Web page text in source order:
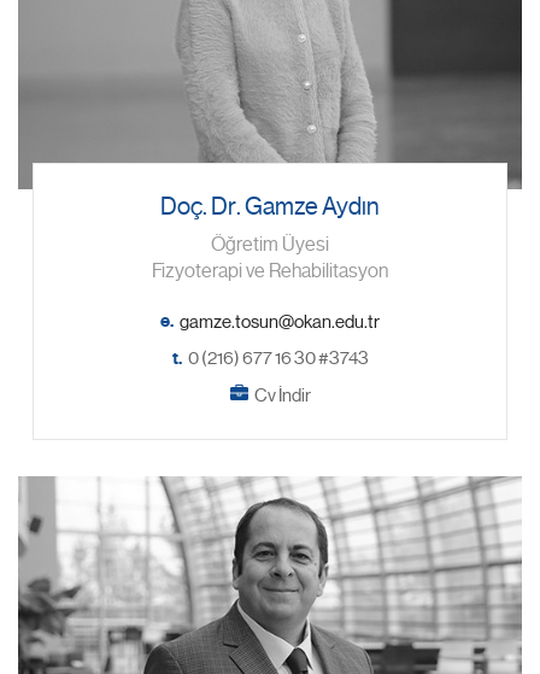
Doç. Dr. Gamze Aydın
Öğretim Üyesi
Fizyoterapi ve Rehabilitasyon
e.
t. 0 (216) 677 16 30 #3743
Cv İndir